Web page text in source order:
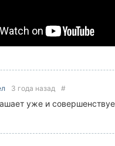
3 года назад #
уже и